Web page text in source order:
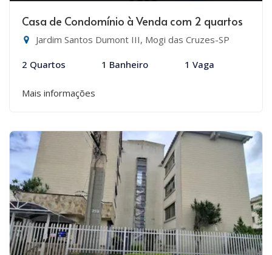
Casa de Condomínio à Venda com 2 quartos
Jardim Santos Dumont III, Mogi das Cruzes-SP
2 Quartos 1 Banheiro 1 Vaga
Mais informações